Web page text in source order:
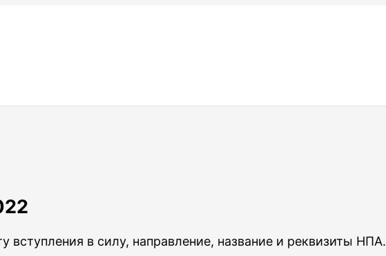
вступления в силу, направление, название и реквизиты НПА.